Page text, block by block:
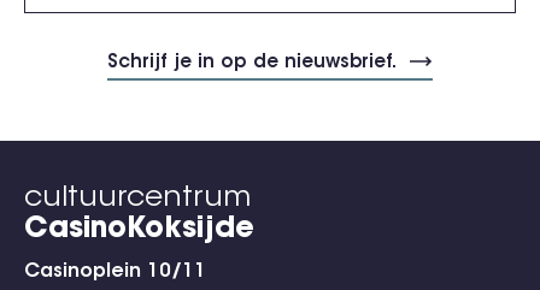
cultuurcentrum
CasinoKoksijde
Casinoplein 10/11